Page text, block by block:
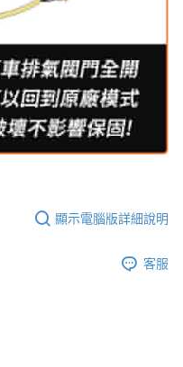
顯示電腦版詳細說明
客服